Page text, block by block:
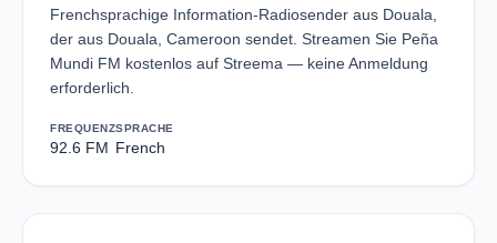
Frenchsprachige Information-Radiosender aus Douala,
der aus Douala, Cameroon sendet. Streamen Sie Peña
Mundi FM kostenlos auf Streema — keine Anmeldung
erforderlich.
FREQUENZ
92.6 FM
SPRACHE
French